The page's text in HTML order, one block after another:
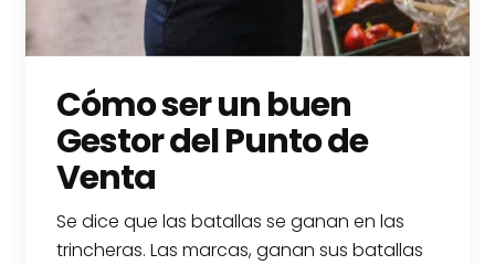
Cómo ser un buen
Gestor del Punto de
Venta
Se dice que las batallas se ganan en las
trincheras. Las marcas, ganan sus batallas